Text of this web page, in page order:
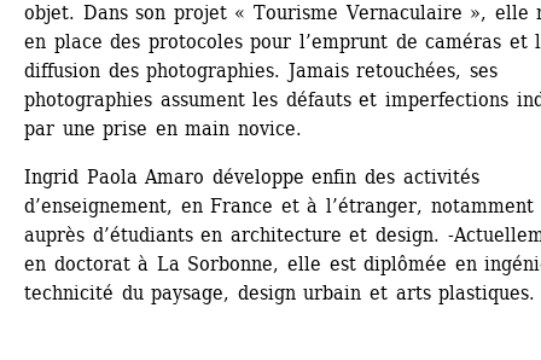
objet. Dans son projet « Tourisme Vernaculaire », elle
en place des protocoles pour l’emprunt de caméras et
diffusion des photographies. Jamais retouchées, ses
photographies assument les défauts et imperfections
par une prise en main novice.
Ingrid Paola Amaro développe enfin des activités
d’enseignement, en France et à l’étranger, notamment
auprès d’étudiants en architecture et design. -
en doctorat à La Sorbonne, elle est diplômée en
technicité du paysage, design urbain et arts plastiques.